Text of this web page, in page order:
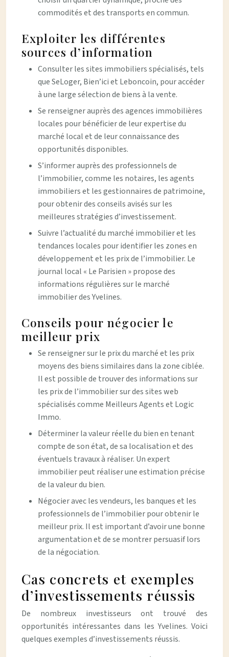
commodités et des transports en commun.
Exploiter les différentes
sources d’information
Consulter les sites immobiliers spécialisés, tels
que SeLoger, Bien’ici et Leboncoin, pour accéder
à une large sélection de biens à la vente.
Se renseigner auprès des agences immobilières
locales pour bénéficier de leur expertise du
marché local et de leur connaissance des
opportunités disponibles.
S’informer auprès des professionnels de
l’immobilier, comme les notaires, les agents
immobiliers et les gestionnaires de patrimoine,
pour obtenir des conseils avisés sur les
meilleures stratégies d’investissement.
Suivre l’actualité du marché immobilier et les
tendances locales pour identifier les zones en
développement et les prix de l’immobilier. Le
journal local « Le Parisien » propose des
informations régulières sur le marché
immobilier des Yvelines.
Conseils pour négocier le
meilleur prix
Se renseigner sur le prix du marché et les prix
moyens des biens similaires dans la zone ciblée.
Il est possible de trouver des informations sur
les prix de l’immobilier sur des sites web
spécialisés comme Meilleurs Agents et Logic
Immo.
Déterminer la valeur réelle du bien en tenant
compte de son état, de sa localisation et des
éventuels travaux à réaliser. Un expert
immobilier peut réaliser une estimation précise
de la valeur du bien.
Négocier avec les vendeurs, les banques et les
professionnels de l’immobilier pour obtenir le
meilleur prix. Il est important d’avoir une bonne
argumentation et de se montrer persuasif lors
de la négociation.
Cas concrets et exemples
d’investissements réussis
De nombreux investisseurs ont trouvé des
opportunités intéressantes dans les Yvelines. Voici
quelques exemples d’investissements réussis.